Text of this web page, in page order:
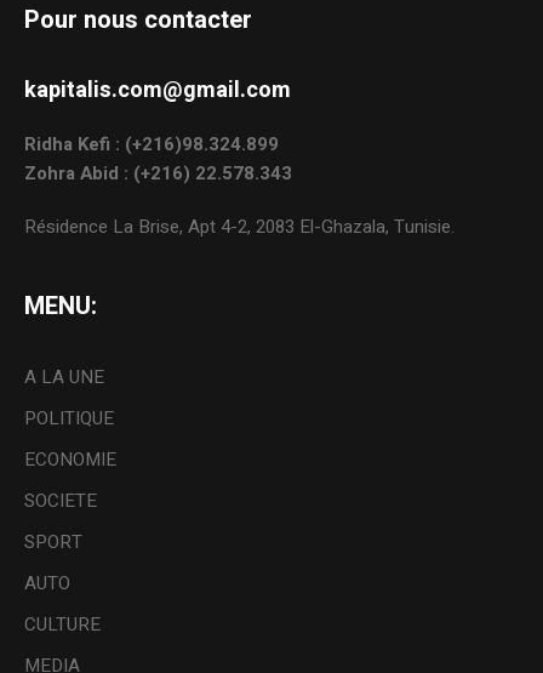
Pour nous contacter
kapitalis.com@gmail.com
Ridha Kefi : (+216)98.324.899
Zohra Abid : (+216) 22.578.343
Résidence La Brise, Apt 4-2, 2083 El-Ghazala, Tunisie.
MENU:
A LA UNE
POLITIQUE
ECONOMIE
SOCIETE
SPORT
AUTO
CULTURE
MEDIA